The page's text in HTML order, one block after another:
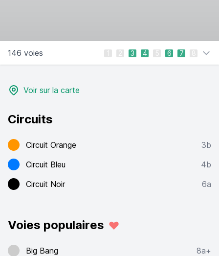
146 voies 1 2 3 4 5 6 7 8
Voir sur la carte
Circuits
Circuit Orange
3b
Circuit Bleu
4b
Circuit Noir
6a
Voies populaires
Big Bang
8a+